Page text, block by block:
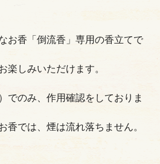
お香「倒流香」専用の香立てで
楽しみいただけます。
でのみ、作用確認をしておりま
では、煙は流れ落ちません。